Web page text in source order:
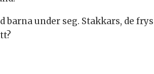
under seg. Stakkars, de